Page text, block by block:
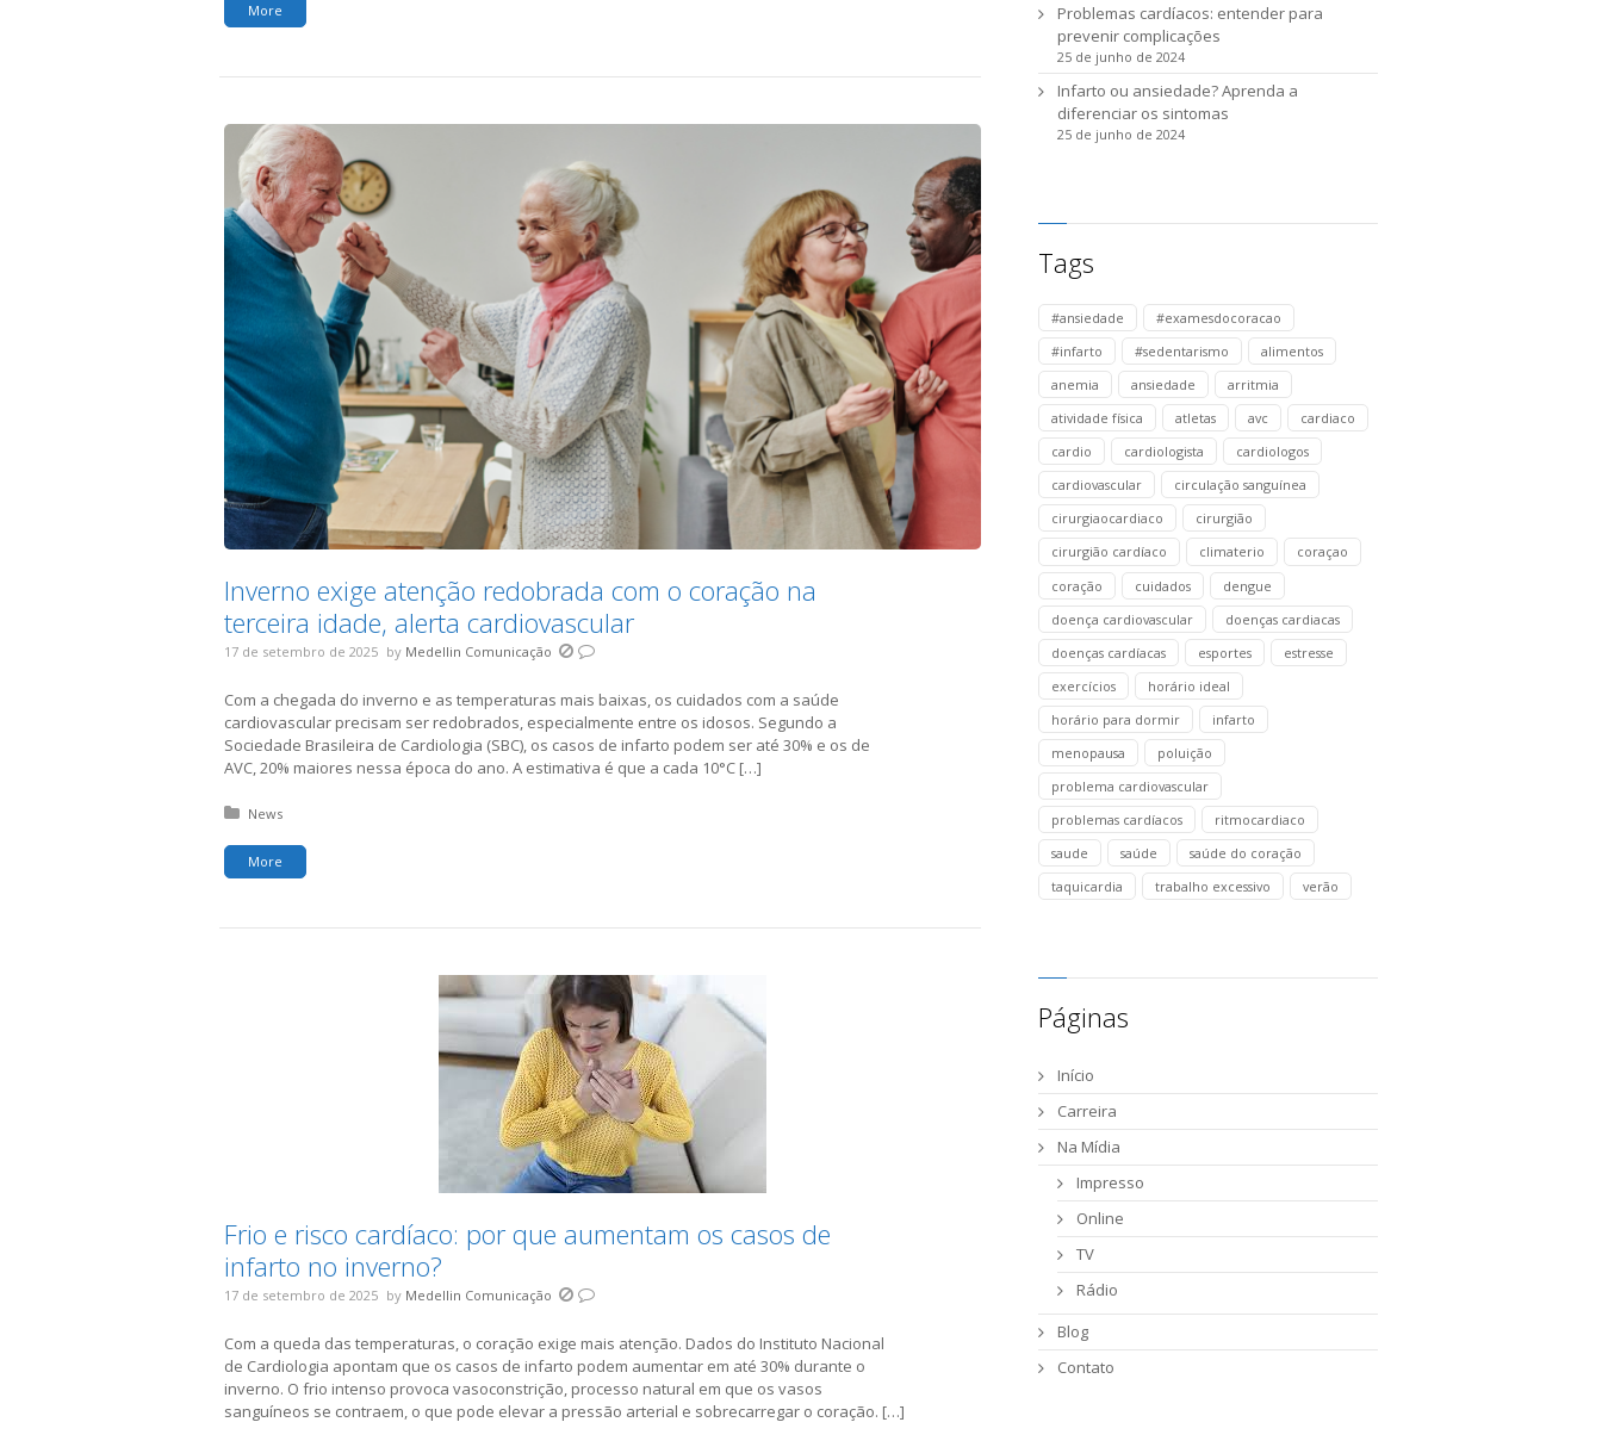
More
Inverno exige atenção redobrada com o coração na
terceira idade, alerta cardiovascular
17 de setembro de 2025 by Medellin Comunicação
Com a chegada do inverno e as temperaturas mais baixas, os cuidados com a saúde
cardiovascular precisam ser redobrados, especialmente entre os idosos. Segundo a
Sociedade Brasileira de Cardiologia (SBC), os casos de infarto podem ser até 30% e os de
AVC, 20% maiores nessa época do ano. A estimativa é que a cada 10°C […]
Posted in:
News
More
Frio e risco cardíaco: por que aumentam os casos de
infarto no inverno?
17 de setembro de 2025 by Medellin Comunicação
Com a queda das temperaturas, o coração exige mais atenção. Dados do Instituto Nacional
de Cardiologia apontam que os casos de infarto podem aumentar em até 30% durante o
inverno. O frio intenso provoca vasoconstrição, processo natural em que os vasos
sanguíneos se contraem, o que pode elevar a pressão arterial e sobrecarregar o coração. […]
Problemas cardíacos: entender para
prevenir complicações
25 de junho de 2024
Infarto ou ansiedade? Aprenda a
diferenciar os sintomas
25 de junho de 2024
Tags
#ansiedade
#examesdocoracao
#infarto
#sedentarismo
alimentos
anemia
ansiedade
arritmia
atividade física
atletas avc
cardiaco
cardio
cardiologista
cardiologos
cardiovascular
circulação sanguínea
cirurgiaocardiaco
cirurgião
cirurgião cardíaco
climaterio
coraçao
coração
cuidados
dengue
doença cardiovascular
doenças cardiacas
doenças cardíacas
esportes
estresse
exercícios
horário ideal
horário para dormir
infarto
menopausa
poluição
problema cardiovascular
problemas cardíacos
ritmocardiaco
saude
saúde
saúde do coração
taquicardia
trabalho excessivo verão
Páginas
Início
Carreira
Na Mídia
Impresso
Online
TV
Rádio
Blog
Contato